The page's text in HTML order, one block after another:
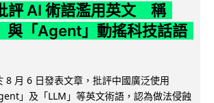
評 AI 術語濫用英文 稱
與「Agent」動搖科技話語
8 月 6 日發表文章，批評中國廣泛使用
」及「LLM」等英文術語，認為做法侵蝕